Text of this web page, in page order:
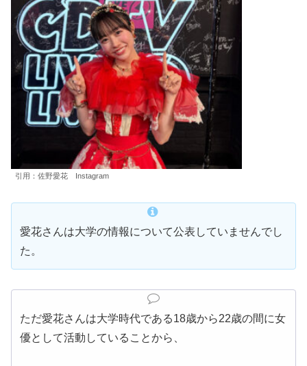
引用：佐野愛花 Instagram
愛花さんは大学の情報について公表していませんでし
た。
ただ愛花さんは大学時代である18歳から22歳の間に女
優として活動していることから、